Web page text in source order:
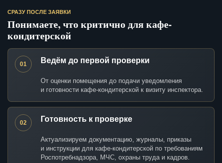
СРАЗУ ПОСЛЕ ЗАЯВКИ
Понимаете, что критично для кафе-
кондитерской
01 Ведём до первой проверки
От оценки помещения до подачи уведомления
и готовности кафе-кондитерской к визиту инспектора.
02 Готовность к проверке
Актуализируем документацию, журналы, приказы
и инструкции для кафе-кондитерской по требованиям
Роспотребнадзора, МЧС, охраны труда и кадров.